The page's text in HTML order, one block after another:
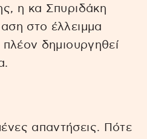
η κα Σπυριδάκη
στο έλλειμμα
πλέον δημιουργηθεί
απαντήσεις. Πότε